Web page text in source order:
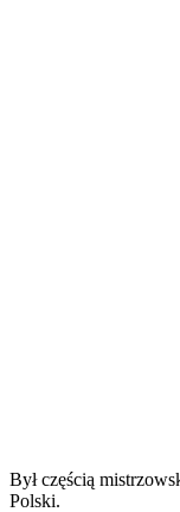
Był częścią
Polski.